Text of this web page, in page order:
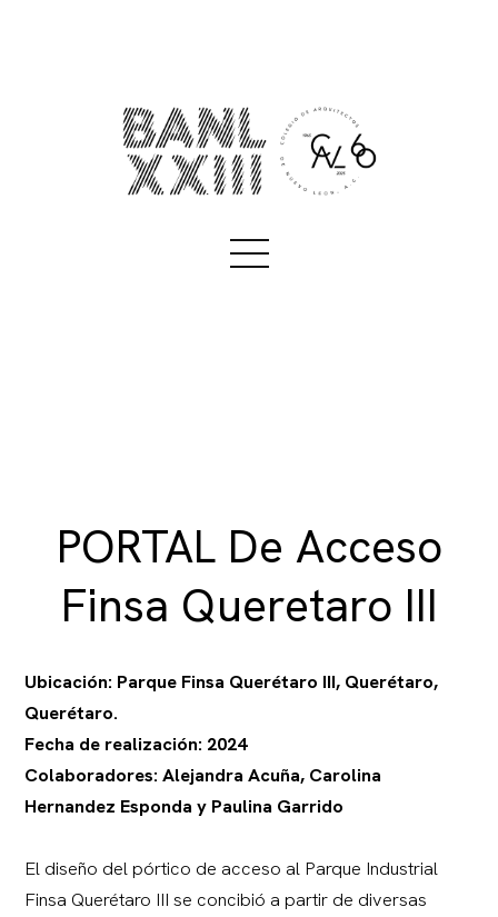
PORTAL De Acceso
Finsa Queretaro III
Ubicación: Parque Finsa Querétaro III, Querétaro,
Querétaro.
Fecha de realización: 2024
Colaboradores: Alejandra Acuña, Carolina
Hernandez Esponda y Paulina Garrido
El diseño del pórtico de acceso al Parque Industrial
Finsa Querétaro III se concibió a partir de diversas